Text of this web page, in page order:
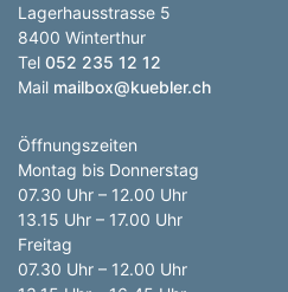
Lagerhausstrasse 5
8400 Winterthur
Tel 052 235 12 12
Mail mailbox@kuebler.ch
Öffnungszeiten
Montag bis Donnerstag
07.30 Uhr – 12.00 Uhr
13.15 Uhr – 17.00 Uhr
Freitag
07.30 Uhr – 12.00 Uhr